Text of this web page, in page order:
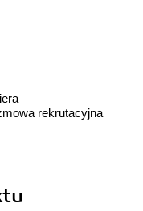
rekrutacyjna